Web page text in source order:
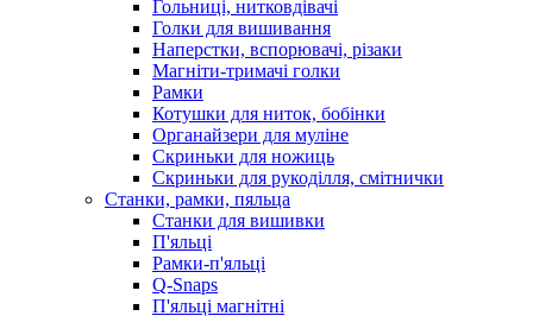
Гольниці, нитковдівачі
Голки для вишивання
Наперстки, вспорювачі, різаки
Магніти-тримачі голки
Рамки
Котушки для ниток, бобінки
Органайзери для муліне
Скриньки для ножиць
Скриньки для рукоділля, смітнички
Станки, рамки, пяльца
Станки для вишивки
П'яльці
Рамки-п'яльці
Q-Snaps
П'яльці магнітні